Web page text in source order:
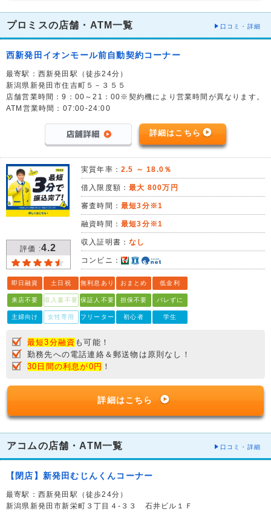
プロミスの店舗・ATM一覧 口コミ・詳細
西新発田イオンモール前自動契約コーナー
最寄駅：西新発田駅（徒歩24分）
新潟県新発田市住吉町５－３５５
店舗営業時間：9：00～21：00※契約機により営業時間が異なります。
ATM営業時間：07:00-24:00
詳細はこちら
評価 :4.2
実質年率： 2.5 ～ 18.0％
借入限度額：最大 800万円
審査時間： 最短3分※1
融資時間： 最短3分※1
収入証明書：なし
コンビニ：
即日融資 土日祝 無利息あり おまとめ 低金利
来店不要 収入書不要 保証人不要 担保不要 バレずに
主婦向け 女性専用 フリーター 初心者 学生
最短3分融資 も可能！
勤務先への電話連絡＆郵送物は原則なし！
30日間の利息が0円 ！
詳細はこちら
アコムの店舗・ATM一覧 口コミ・詳細
【閉店】新発田むじんくんコーナー
最寄駅：西新発田駅（徒歩24分）
新潟県新発田市新栄町３丁目４-３３ 石井ビル１Ｆ